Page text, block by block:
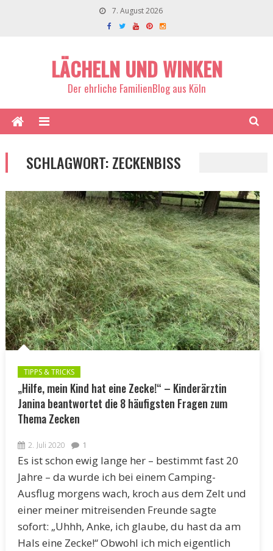
7. August 2026
LÄCHELN UND WINKEN
Der ehrliche FamilienBlog aus Köln
SCHLAGWORT:ZECKENBISS
TIPPS & TRICKS
„Hilfe, mein Kind hat eine Zecke!“ – Kinderärztin
Janina beantwortet die 8 häufigsten Fragen zum
Thema Zecken
2. Juli 2020 1
Es ist schon ewig lange her – bestimmt fast 20
Jahre – da wurde ich bei einem Camping-
Ausflug morgens wach, kroch aus dem Zelt und
einer meiner mitreisenden Freunde sagte
sofort: „Uhhh, Anke, ich glaube, du hast da am
Hals eine Zecke!“ Obwohl ich mich eigentlich